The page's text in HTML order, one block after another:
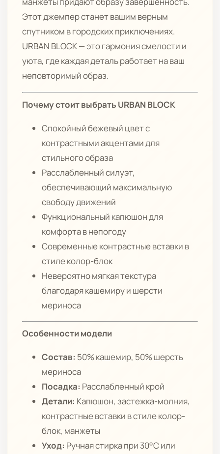
Этот джемпер станет вашим верным
спутником в городских приключениях.
URBAN BLOCK — это гармония смелости и
уюта, где каждая деталь работает на ваш
неповторимый образ.
Почему стоит выбрать URBAN BLOCK
Спокойный бежевый цвет с
контрастными акцентами для
стильного образа
Расслабленный силуэт,
обеспечивающий максимальную
свободу движений
Функциональный капюшон для
комфорта в непогоду
Современные контрастные вставки в
стиле колор-блок
Невероятно мягкая текстура
благодаря кашемиру и шерсти
мериноса
Особенности модели
Состав: 50% кашемир, 50% шерсть
мериноса
Посадка: Расслабленный крой
Детали: Капюшон, застежка-молния,
контрастные вставки в стиле колор-
блок, манжеты
Уход: Ручная стирка при 30°C или